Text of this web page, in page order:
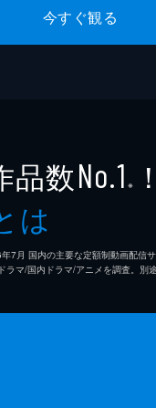
今すぐ観る
品数No.1 ※ ！
は
7⽉ 国内の主要な定額制動画配信
マ/国内ドラマ/アニメを調査。別